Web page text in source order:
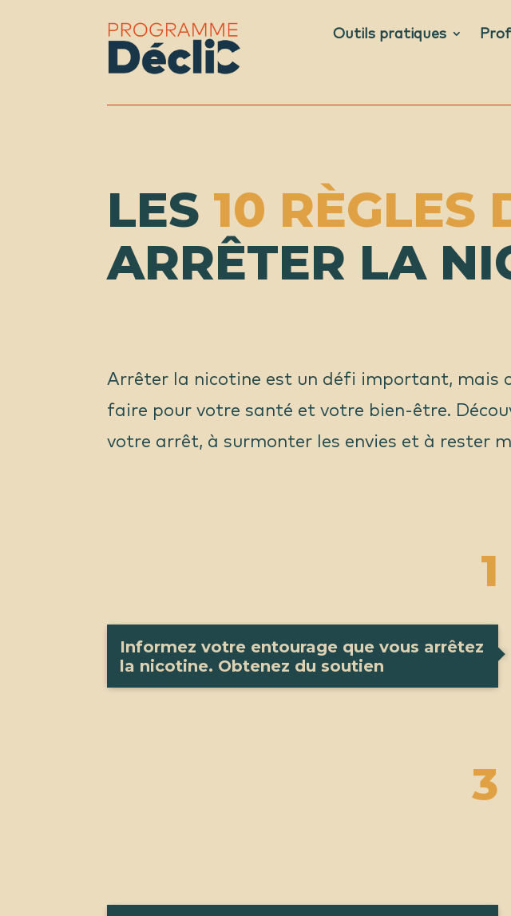
Outils pratiques
LES 10 RÈGLES
ARRÊTER LA
Arrêter la nicotine est un défi important, mais
faire pour votre santé et votre bien-être.
votre arrêt, à surmonter les envies et à rester
1
Informez votre entourage que vous arrêtez
la nicotine. Obtenez du soutien
3